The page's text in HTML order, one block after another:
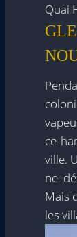
Quai
ce
ville.
ne
Mais
les